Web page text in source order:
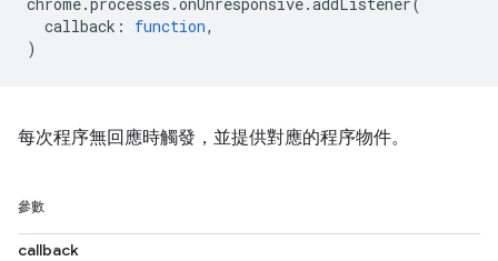
callback : function,
)
每次程序無回應時觸發，並提供對應的程序物件。
參數
callback